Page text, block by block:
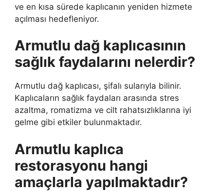
ve en kısa sürede kaplıcanın yeniden hizmete
açılması hedefleniyor.
Armutlu dağ kaplıcasının
sağlık faydalarını nelerdir?
Armutlu dağ kaplıcası, şifalı sularıyla bilinir.
Kaplıcaların sağlık faydaları arasında stres
azaltma, romatizma ve cilt rahatsızlıklarına iyi
gelme gibi etkiler bulunmaktadır.
Armutlu kaplıca
restorasyonu hangi
amaçlarla yapılmaktadır?